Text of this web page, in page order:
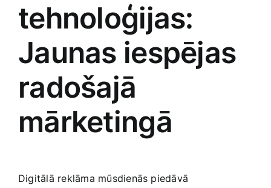
tehnoloģijas:
Jaunas iespējas
radošajā
mārketingā
Digitālā reklāma mūsdienās piedāvā